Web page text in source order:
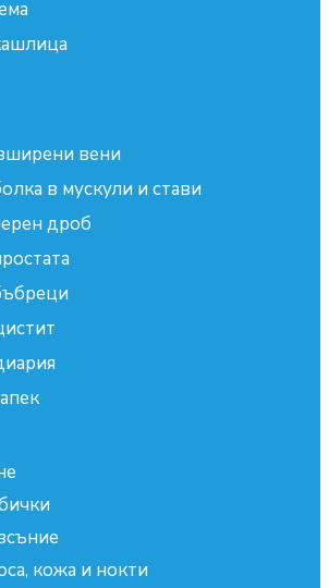
вени
в мускули и стави
дроб
кожа и нокти